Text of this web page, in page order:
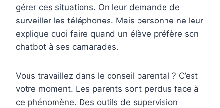
gérer ces situations. On leur demande de
surveiller les téléphones. Mais personne ne leur
explique quoi faire quand un élève préfère son
chatbot à ses camarades.
Vous travaillez dans le conseil parental ? C’est
votre moment. Les parents sont perdus face à
ce phénomène. Des outils de supervision